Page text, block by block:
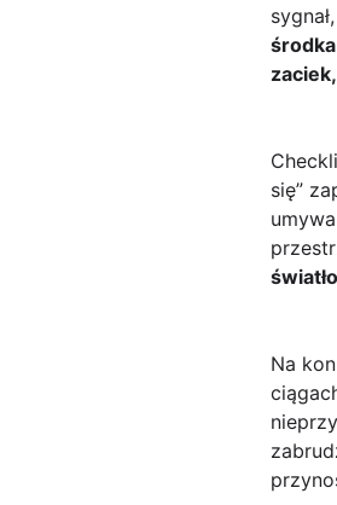
środka
się”
światło
Na